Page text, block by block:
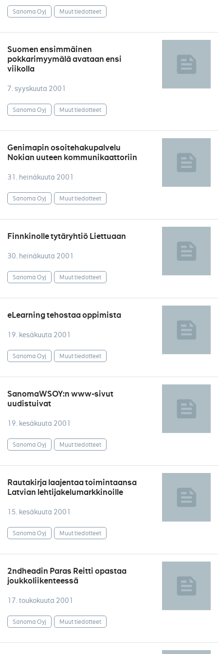
Sanoma Oyj Muut tiedotteet
Suomen ensimmäinen
pokkarimyymälä avataan ensi
viikolla
7. syyskuuta 2001
Sanoma Oyj Muut tiedotteet
Genimapin osoitehakupalvelu
Nokian uuteen kommunikaattoriin
31. heinäkuuta 2001
Sanoma Oyj Muut tiedotteet
Finnkinolle tytäryhtiö Liettuaan
30. heinäkuuta 2001
Sanoma Oyj Muut tiedotteet
eLearning tehostaa oppimista
19. kesäkuuta 2001
Sanoma Oyj Muut tiedotteet
SanomaWSOY:n www-sivut
uudistuivat
19. kesäkuuta 2001
Sanoma Oyj Muut tiedotteet
Rautakirja laajentaa toimintaansa
Latvian lehtijakelumarkkinoille
15. kesäkuuta 2001
Sanoma Oyj Muut tiedotteet
2ndheadin Paras Reitti opastaa
joukkoliikenteessä
17. toukokuuta 2001
Sanoma Oyj Muut tiedotteet